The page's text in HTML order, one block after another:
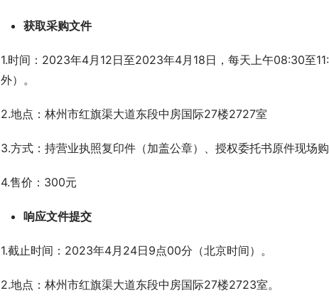
获取采购文件
1.时间：2023年4月12日至2023年4月18日，每天上午08:30至
外）。
2.地点：林州市红旗渠大道东段中房国际27楼2727室
3.方式：持营业执照复印件（加盖公章）、授权委托书原件现场购
4.售价：300元
响应文件提交
1.截止时间：2023年4月24日9点00分（北京时间）。
2.地点：林州市红旗渠大道东段中房国际27楼2723室。